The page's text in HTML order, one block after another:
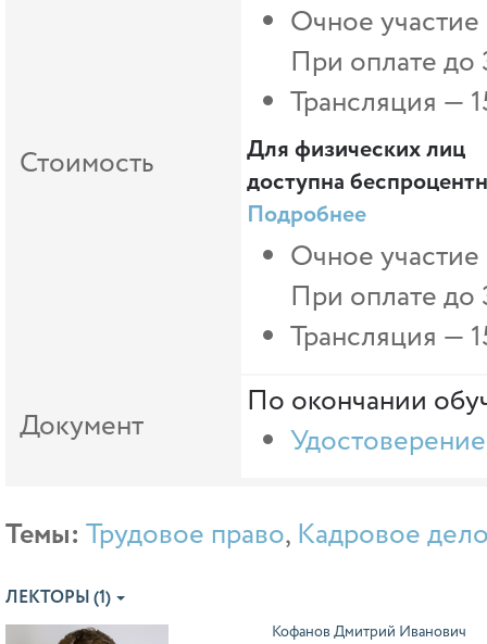
Стоимость
Очное
При оплате
Трансляция —
Для физических лиц
доступна
Подробнее
Очное
При оплате
Трансляция —
Документ
По окончании
Темы: Трудовое право, Кадровое
ЛЕКТОРЫ (1)
Кофанов Дмитрий Иванович